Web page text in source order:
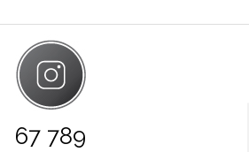
67 789